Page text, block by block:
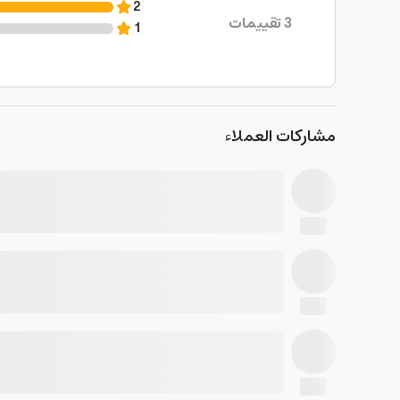
3تقييمات
2
1
مشاركات العملاء